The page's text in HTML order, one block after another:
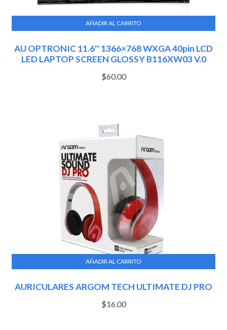
AU OPTRONIC 11.6″ 1366×768 WXGA 40pin LCD
LED LAPTOP SCREEN GLOSSY B116XW03 V.0
$60.00
AÑADIR AL CARRITO
AURICULARES ARGOM TECH ULTIMATE DJ PRO
$16.00
AÑADIR AL CARRITO